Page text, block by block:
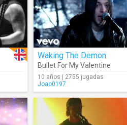
Waking The Demon
Bullet For My Valentine
10 años | 2755 jugadas
Joao0197